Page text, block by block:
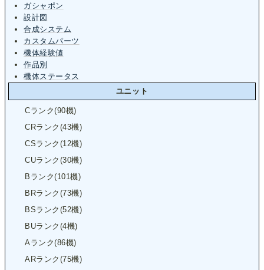
ガシャポン
設計図
合成システム
カスタムパーツ
機体経験値
作品別
機体ステータス
ユニット
Cランク(90機)
CRランク(43機)
CSランク(12機)
CUランク(30機)
Bランク(101機)
BRランク(73機)
BSランク(52機)
BUランク(4機)
Aランク(86機)
ARランク(75機)